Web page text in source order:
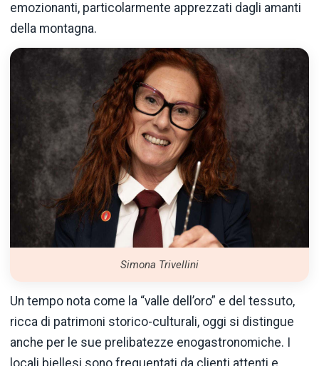
emozionanti, particolarmente apprezzati dagli amanti
della montagna.
Simona Trivellini
Un tempo nota come la “valle dell’oro” e del tessuto,
ricca di patrimoni storico-culturali, oggi si distingue
anche per le sue prelibatezze enogastronomiche. I
locali biellesi sono frequentati da clienti attenti e